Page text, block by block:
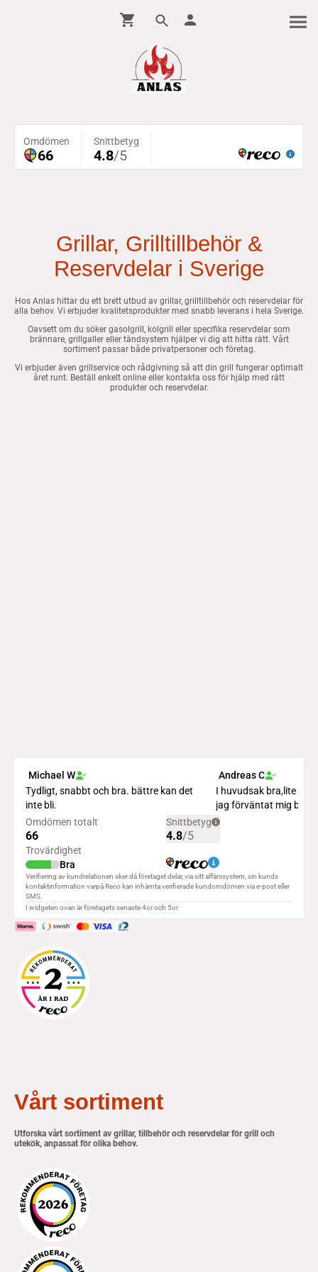
Grillar, Grilltillbehör &
Reservdelar i Sverige
Hos Anlas hittar du ett brett utbud av grillar, grilltillbehör och reservdelar för
alla behov. Vi erbjuder kvalitetsprodukter med snabb leverans i hela Sverige.
Oavsett om du söker gasolgrill, kolgrill eller specifika reservdelar som
brännare, grillgaller eller tändsystem hjälper vi dig att hitta rätt. Vårt
sortiment passar både privatpersoner och företag.
Vi erbjuder även grillservice och rådgivning så att din grill fungerar optimalt
året runt. Beställ enkelt online eller kontakta oss för hjälp med rätt
produkter och reservdelar.
Vårt sortiment
Utforska vårt sortiment av grillar, tillbehör och reservdelar för grill och
utekök, anpassat för olika behov.